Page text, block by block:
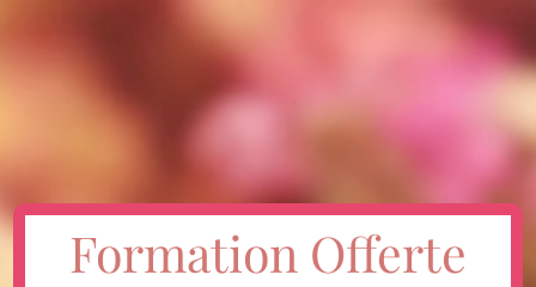
Formation Offerte